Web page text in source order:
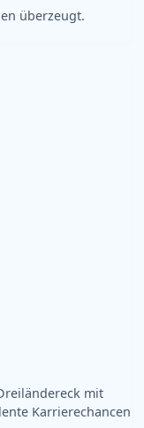
überzeugt.
mit
Karrierechancen